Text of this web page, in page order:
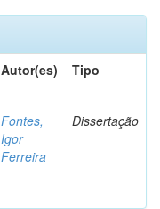
Autor(es) Tipo
Fontes,
Igor
Ferreira
Dissertação